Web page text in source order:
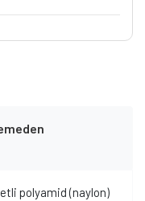
polyamid (naylon)